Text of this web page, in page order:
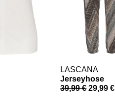
LASCANA
Jerseyhose
39,99 € 29,99 €